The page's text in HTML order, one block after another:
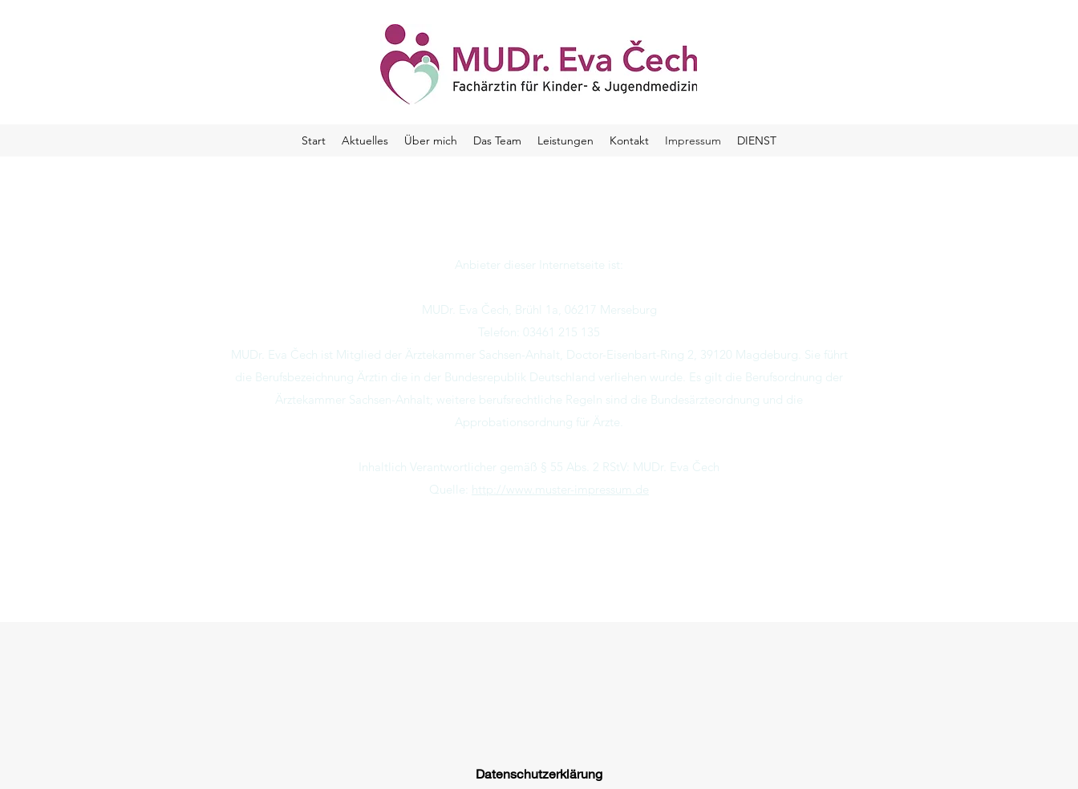
Start Aktuelles Über mich Das Team Leistungen Kontakt Impressum DIENST
Anbieter dieser Internetseite ist:
MUDr. Eva Čech, Brühl 1a, 06217 Merseburg
Telefon: 03461 215 135
MUDr. Eva Čech ist Mitglied der Ärztekammer Sachsen-Anhalt, Doctor-Eisenbart-Ring 2, 39120 Magdeburg. Sie führt
die Berufsbezeichnung Ärztin die in der Bundesrepublik Deutschland verliehen wurde. Es gilt die Berufsordnung der
Ärztekammer Sachsen-Anhalt; weitere berufsrechtliche Regeln sind die Bundesärzteordnung und die
Approbationsordnung für Ärzte.
Inhaltlich Verantwortlicher gemäß § 55 Abs. 2 RStV: MUDr. Eva Čech
Quelle:
http://www.muster-impressum.de
Datenschutzerklärung